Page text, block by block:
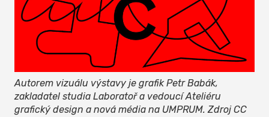
Autorem vizuálu výstavy je grafik Petr Babák,
zakladatel studia Laboratoř a vedoucí Ateliéru
grafický design a nová média na UMPRUM. Zdroj CC